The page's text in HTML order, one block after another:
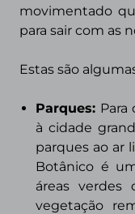
movimentado
para sair com as
Estas são
Parques:
à cidade
parques ao ar
Botânico é
áreas verdes
vegetação